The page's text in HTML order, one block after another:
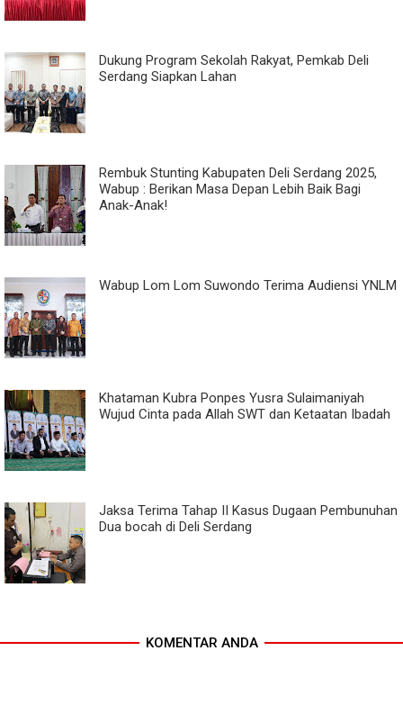
Dukung Program Sekolah Rakyat, Pemkab Deli
Serdang Siapkan Lahan
Rembuk Stunting Kabupaten Deli Serdang 2025,
Wabup : Berikan Masa Depan Lebih Baik Bagi
Anak-Anak!
Wabup Lom Lom Suwondo Terima Audiensi YNLM
Khataman Kubra Ponpes Yusra Sulaimaniyah
Wujud Cinta pada Allah SWT dan Ketaatan Ibadah
Jaksa Terima Tahap II Kasus Dugaan Pembunuhan
Dua bocah di Deli Serdang
KOMENTAR ANDA